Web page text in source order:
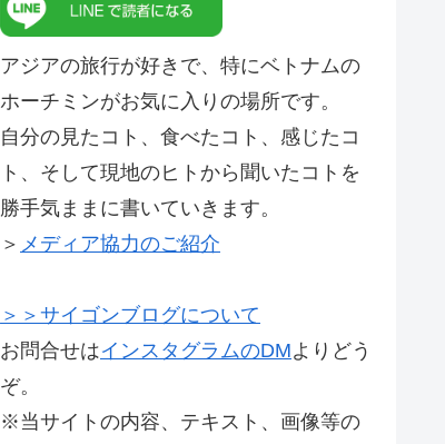
アジアの旅行が好きで、特にベトナムの
ホーチミンがお気に入りの場所です。
自分の見たコト、食べたコト、感じたコ
ト、そして現地のヒトから聞いたコトを
勝手気ままに書いていきます。
＞ メディア協力のご紹介
＞＞サイゴンブログについて
お問合せはインスタグラムのDMよりどう
ぞ。
※当サイトの内容、テキスト、画像等の